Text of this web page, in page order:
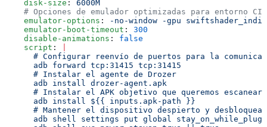
    disk-size
: 6000M
# Opciones de emulador optimizadas para entorno CI
    emulator-options
:
-no-window -gpu
    emulator-boot-timeout
: 300
    disable-animations
: false
    script
:
# Configurar reenvío de puertos para la
      adb forward tcp:31415 tcp:31415
      # Instalar el agente de Drozer
      adb install drozer-agent.apk
      # Instalar el APK objetivo que queremos escanear
      adb install ${{ inputs.apk-path }}
# Mantener el dispositivo despierto y
adb shell settings put global